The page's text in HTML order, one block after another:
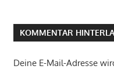
KOMMENTAR
Deine E-Mail-Adresse